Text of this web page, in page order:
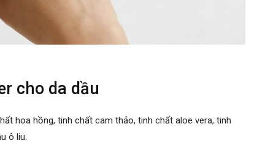
cho da dầu
hoa hồng, tinh chất cam thảo, tinh chất aloe vera, tinh
ô liu.